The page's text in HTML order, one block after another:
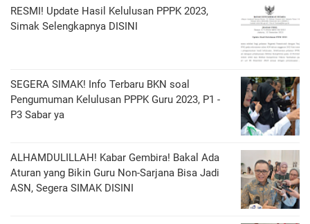
RESMI! Update Hasil Kelulusan PPPK 2023,
Simak Selengkapnya DISINI
SEGERA SIMAK! Info Terbaru BKN soal
Pengumuman Kelulusan PPPK Guru 2023, P1 -
P3 Sabar ya
ALHAMDULILLAH! Kabar Gembira! Bakal Ada
Aturan yang Bikin Guru Non-Sarjana Bisa Jadi
ASN, Segera SIMAK DISINI